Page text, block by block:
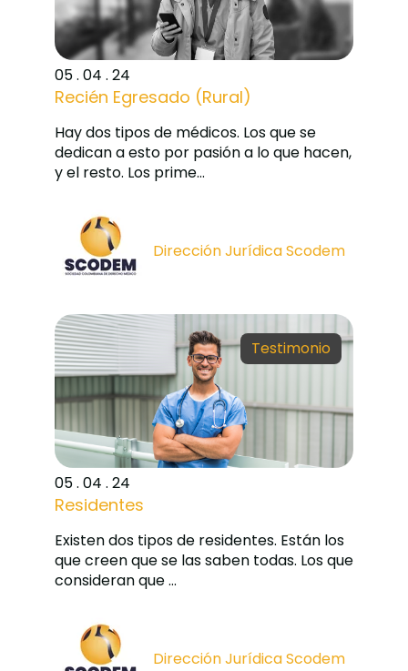
Recién Egresado (Rural)
Dirección Jurídica Scodem
05 . 04 . 24
Hay dos tipos de médicos. Los que se
dedican a esto por pasión a lo que hacen,
y el resto. Los prime...
Residentes
Dirección Jurídica Scodem
Testimonio
05 . 04 . 24
Existen dos tipos de residentes. Están los
que creen que se las saben todas. Los que
consideran que ...